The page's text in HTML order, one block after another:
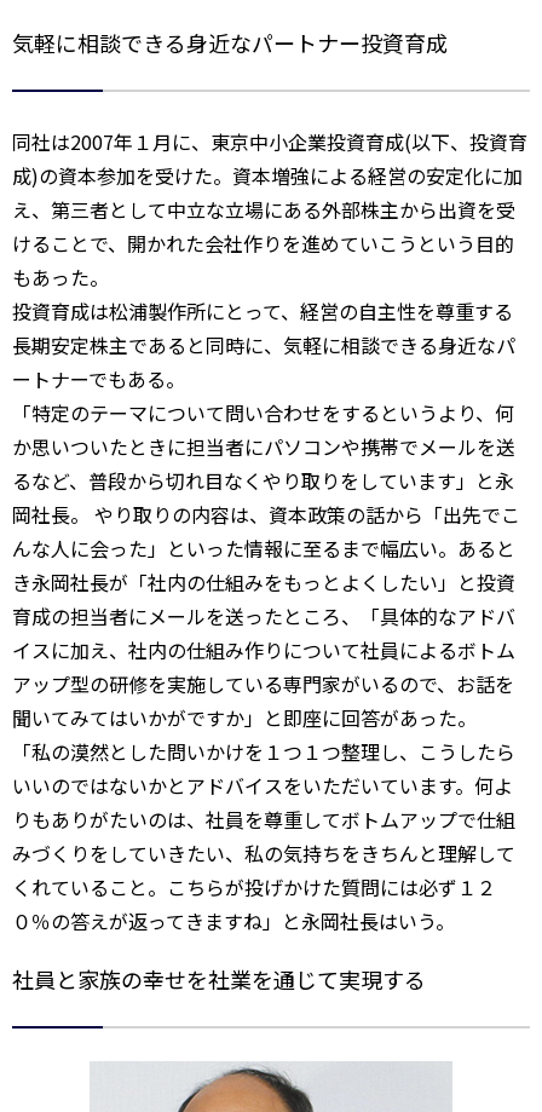
気軽に相談できる身近なパートナー投資育成
同社は2007年１月に、東京中小企業投資育成(以下、投資育
成)の資本参加を受けた。資本増強による経営の安定化に加
え、第三者として中立な立場にある外部株主から出資を受
けることで、開かれた会社作りを進めていこうという目的
もあった。
投資育成は松浦製作所にとって、経営の自主性を尊重する
長期安定株主であると同時に、気軽に相談できる身近なパ
ートナーでもある。
「特定のテーマについて問い合わせをするというより、何
か思いついたときに担当者にパソコンや携帯でメールを送
るなど、普段から切れ目なくやり取りをしています」と永
岡社長。 やり取りの内容は、資本政策の話から「出先でこ
んな人に会った」といった情報に至るまで幅広い。あると
き永岡社長が「社内の仕組みをもっとよくしたい」と投資
育成の担当者にメールを送ったところ、「具体的なアドバ
イスに加え、社内の仕組み作りについて社員によるボトム
アップ型の研修を実施している専門家がいるので、お話を
聞いてみてはいかがですか」と即座に回答があった。
「私の漠然とした問いかけを１つ１つ整理し、こうしたら
いいのではないかとアドバイスをいただいています。何よ
りもありがたいのは、社員を尊重してボトムアップで仕組
みづくりをしていきたい、私の気持ちをきちんと理解して
くれていること。こちらが投げかけた質問には必ず１２
０％の答えが返ってきますね」と永岡社長はいう。
社員と家族の幸せを社業を通じて実現する